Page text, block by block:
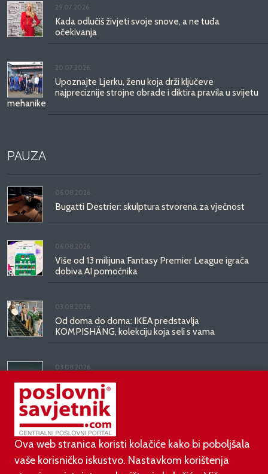
29.07.2026.
Kada odlučiš živjeti svoje snove, a ne tuđa
očekivanja
20.07.2026.
Upoznajte Ljerku, ženu koja drži ključeve
najpreciznije strojne obrade i diktira pravila u svijetu
mehanike
PAUZA
06.08.2026.
Bugatti Destrier: skulptura stvorena za vječnost
06.08.2026.
Više od 13 milijuna Fantasy Premier League igrača
dobiva AI pomoćnika
03.08.2026.
Od doma do doma: IKEA predstavlja
KOMPISHÄNG, kolekciju koja seli s vama
03.08.2026.
Kineski BYD predstavio luksuznu limuzinu veću od
Mercedesove S-klase, obećava domet do 1.000
kilometara
Ova web stranica koristi kolačiće kako bi poboljšala
vaše korisničko iskustvo. Nastavkom korištenja